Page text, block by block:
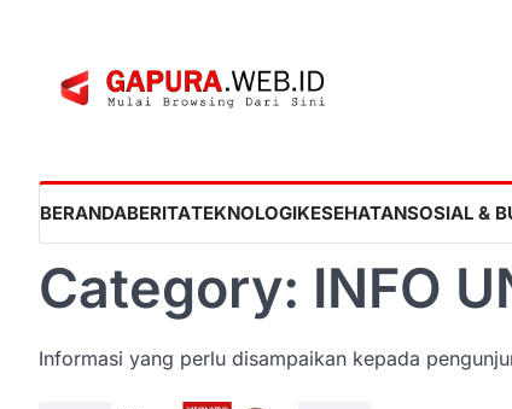
BERANDABERITATEKNOLOGIKESEHATANSOSIAL &
Category: INFO
Informasi yang perlu disampaikan kepada